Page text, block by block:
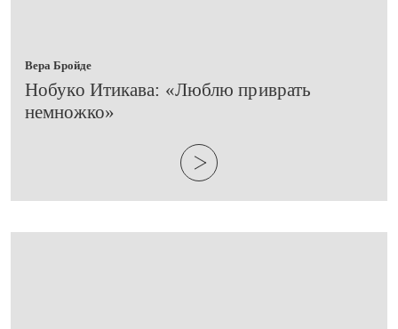
Вера Бройде
​Нобуко Итикава: «Люблю приврать
немножко»